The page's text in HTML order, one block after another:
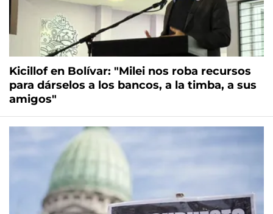
Kicillof en Bolívar: "Milei nos roba recursos
para dárselos a los bancos, a la timba, a sus
amigos"